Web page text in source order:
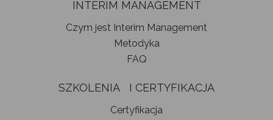
INTERIM MANAGEMENT
Czym jest Interim Management
Metodyka
FAQ
SZKOLENIA I CERTYFIKACJA
Certyfikacja